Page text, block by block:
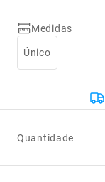
Medidas
Único
Quantidade